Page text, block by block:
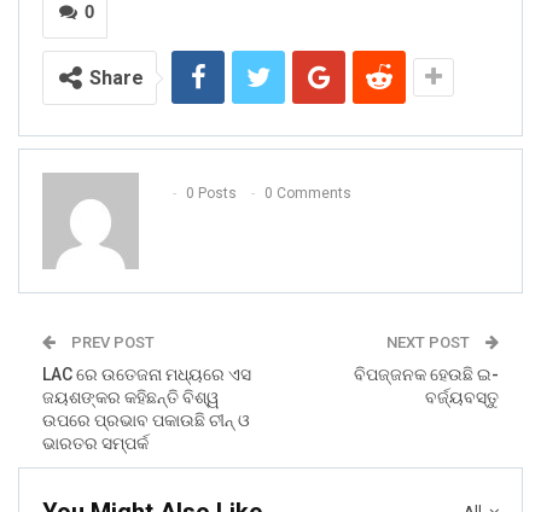
0
Share
0 Posts 0 Comments
PREV POST
LAC ରେ ଉତେଜନା ମଧ୍ୟରେ ଏସ
ଜୟଶଙ୍କର କହିଛନ୍ତି ବିଶ୍ୱ
ଉପରେ ପ୍ରଭାବ ପକାଉଛି ଚୀନ୍ ଓ
ଭାରତର ସମ୍ପର୍କ
NEXT POST
ବିପଜ୍ଜନକ ହେଉଛି ଇ-
ବର୍ଜ୍ୟବସ୍ତୁ